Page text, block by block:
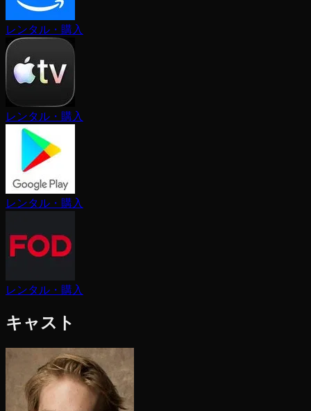
レンタル・購入
レンタル・購入
レンタル・購入
レンタル・購入
キャスト